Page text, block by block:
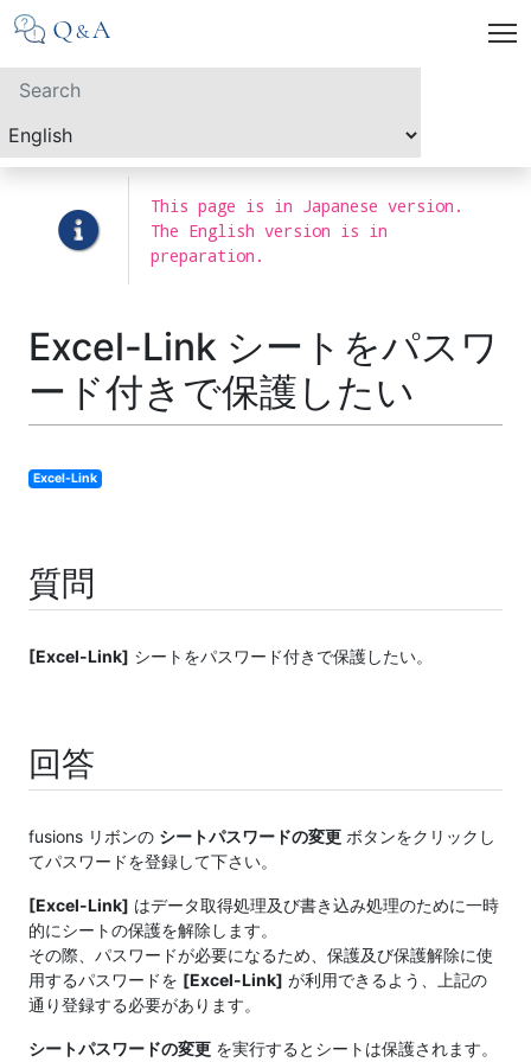
This page is in Japanese version.
The English version is in
preparation.
Excel-Link シートをパスワ
ード付きで保護したい
Excel-Link
質問
[Excel-Link] シートをパスワード付きで保護したい。
回答
fusions リボンの シートパスワードの変更 ボタンをクリックし
てパスワードを登録して下さい。
[Excel-Link] はデータ取得処理及び書き込み処理のために一時
的にシートの保護を解除します。
その際、パスワードが必要になるため、保護及び保護解除に使
用するパスワードを [Excel-Link] が利用できるよう、上記の
通り登録する必要があります。
シートパスワードの変更 を実行するとシートは保護されます。